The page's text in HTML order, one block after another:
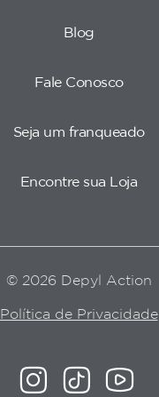
Blog
Fale Conosco
Seja um franqueado
Encontre sua Loja
© 2026 Depyl Action
Política de Privacidade